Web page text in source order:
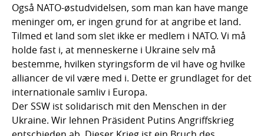
Også NATO-østudvidelsen, som man kan have mange
meninger om, er ingen grund for at angribe et land.
Tilmed et land som slet ikke er medlem i NATO. Vi må
holde fast i, at menneskerne i Ukraine selv må
bestemme, hvilken styringsform de vil have og hvilke
alliancer de vil være med i. Dette er grundlaget for det
internationale samliv i Europa.
Der SSW ist solidarisch mit den Menschen in der
Ukraine. Wir lehnen Präsident Putins Angriffskrieg